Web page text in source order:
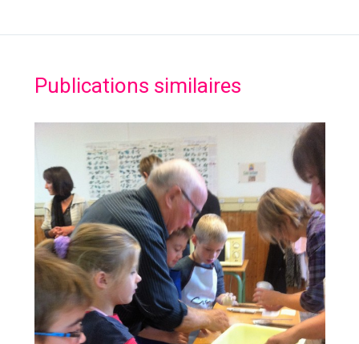
Publications similaires